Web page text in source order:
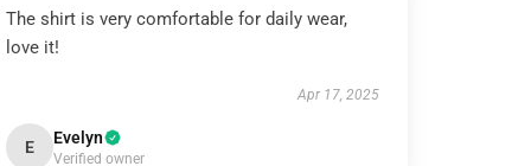
The shirt is very comfortable for daily wear,
love it!
Apr 17, 2025
E Evelyn
Verified owner